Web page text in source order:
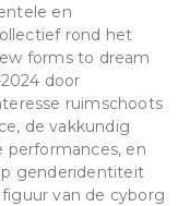
en
rond het
forms to dream
door
ruimschoots
de vakkundig
performances, en
genderidentiteit
van de cyborg